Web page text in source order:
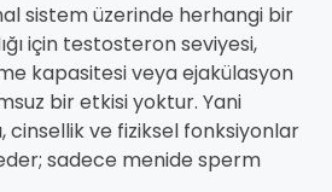
sistem üzerinde herhangi bir
için testosteron seviyesi,
kapasitesi veya ejakülasyon
bir etkisi yoktur. Yani
cinsellik ve fiziksel fonksiyonlar
sadece menide sperm